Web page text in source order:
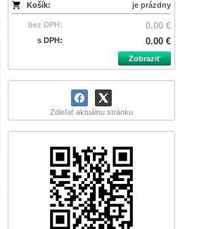
Košík: je prázdny
bez DPH: 0.00 €
s DPH: 0.00 €
Zobraziť
Zdieľať aktuálnu stránku